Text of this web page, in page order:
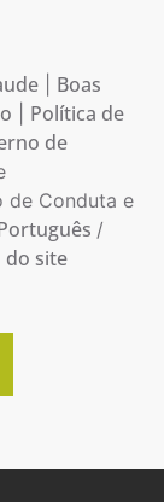
Boas
Política de
de
de Conduta e
/
do site